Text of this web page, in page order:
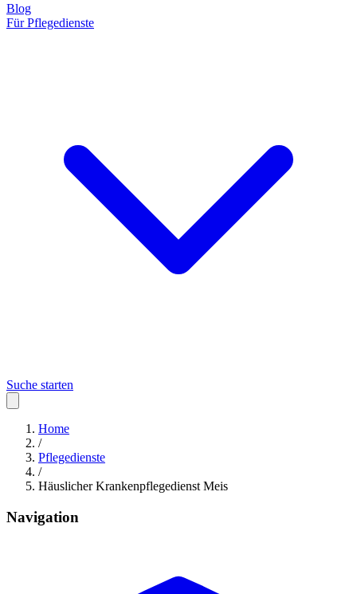
Blog
Für Pflegedienste
Suche starten
Home
/
Pflegedienste
/
Häuslicher Krankenpflegedienst Meis
Navigation